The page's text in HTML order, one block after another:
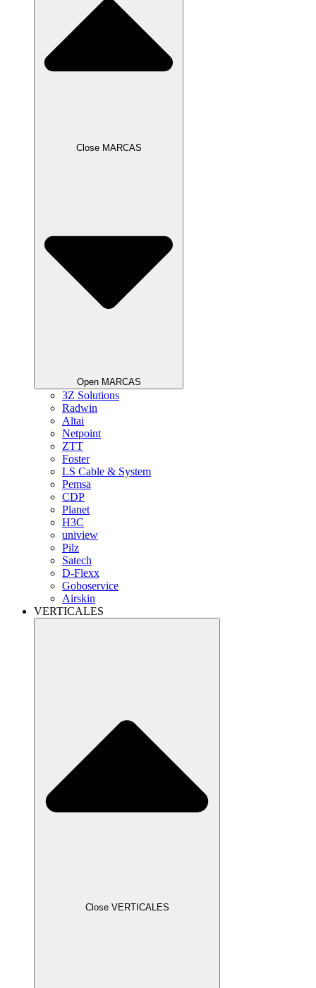
Close MARCAS
Open MARCAS
3Z Solutions
Radwin
Altai
Netpoint
ZTT
Foster
LS Cable & System
Pemsa
CDP
Planet
H3C
uniview
Pilz
Satech
D-Flexx
Goboservice
Airskin
VERTICALES
Close VERTICALES